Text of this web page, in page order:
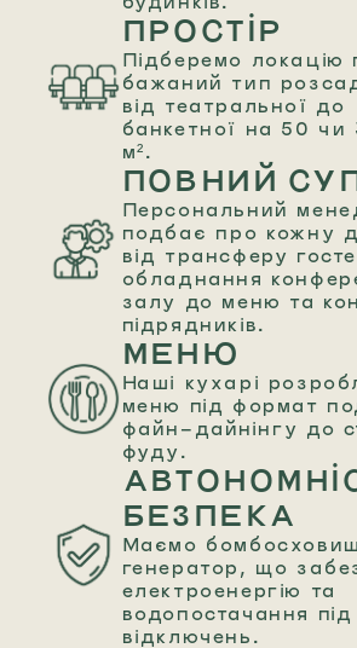
ПРОСТІР
Підберемо локацію
бажаний тип
від театральної до
банкетної на 50 чи
м².
ПОВНИЙ
Персональний
подбає про кожну
від трансферу
обладнання
залу до меню та
підрядників.
МЕНЮ
Наші кухарі
меню під формат
файн-дайнінгу до
фуду.
БЕЗПЕКА
Маємо
генератор, що
електроенергію та
водопостачання під
відключень.